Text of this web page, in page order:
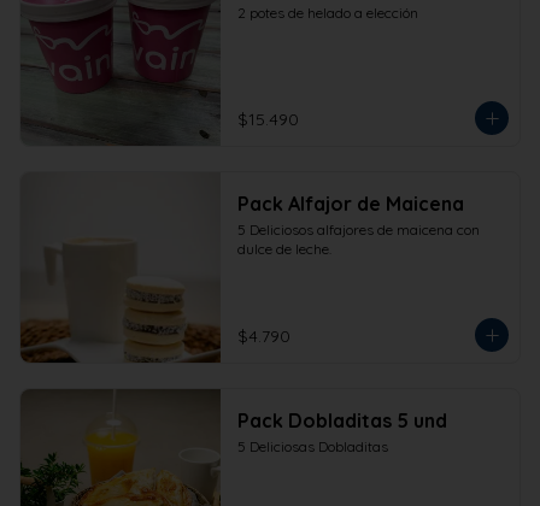
2 potes de helado a elección
$15.490
Pack Alfajor de Maicena
5 Deliciosos alfajores de maicena con
dulce de leche.
$4.790
Pack Dobladitas 5 und
5 Deliciosas Dobladitas